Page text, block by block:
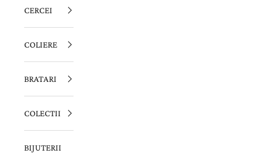
CERCEI
COLIERE
BRATARI
COLECTII
BIJUTERII